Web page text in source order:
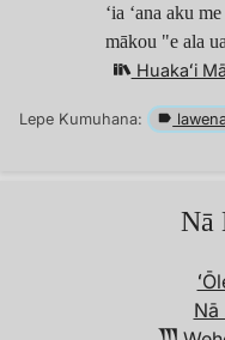
ʻia ʻana aku
mākou "e ala
Huakaʻi
Lepe Kumuhana:
Nā
Nā